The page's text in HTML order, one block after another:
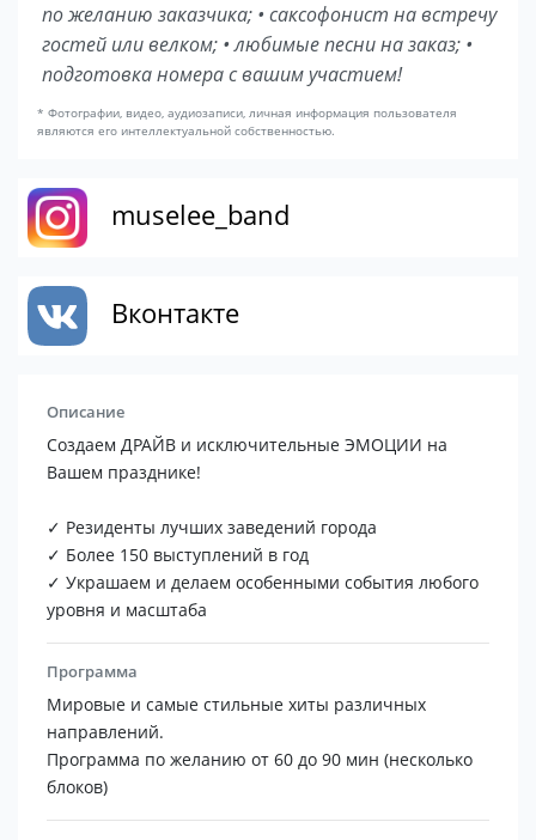
по желанию заказчика; • саксофонист на встречу
гостей или велком; • любимые песни на заказ; •
подготовка номера с вашим участием!
* Фотографии, видео, аудиозаписи, личная информация пользователя
являются его интеллектуальной собственностью.
muselee_band
Вконтакте
Описание
Создаем ДРАЙВ и исключительные ЭМОЦИИ на
Вашем празднике!
✓ Резиденты лучших заведений города
✓ Более 150 выступлений в год
✓ Украшаем и делаем особенными события любого
уровня и масштаба
Программа
Мировые и самые стильные хиты различных
направлений.
Программа по желанию от 60 до 90 мин (несколько
блоков)